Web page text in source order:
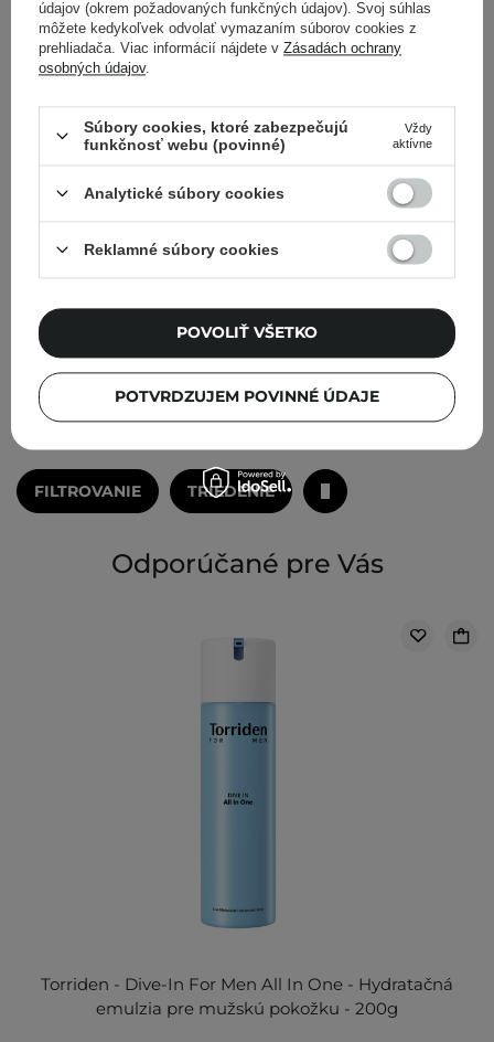
REVCELL - 3-Days 3 Layer
Ampule - Spevňujúco-
hydratačné sérum na tvár
43,40 €
PRIDAŤ DO KOŠÍKA
Ampule Pad -
Spevňujúco-hydratačné
tampóny na tvár -
56ks/260ml
22,70 €
PRIDAŤ DO KOŠÍKA
FILTROVANIE TRIEDENIE
Odporúčané pre Vás
Torriden - Dive-In For Men All In One - Hydratačná
emulzia pre mužskú pokožku - 200g
údajov (okrem požadovaných funkčných údajov). Svoj súhlas
môžete kedykoľvek odvolať vymazaním súborov cookies z
prehliadača. Viac informácií nájdete v Zásadách ochrany
osobných údajov.
Súbory cookies, ktoré zabezpečujú
funkčnosť webu (povinné)
Vždy
aktívne
Analytické súbory cookies
Reklamné súbory cookies
POTVRDZUJEM POVINNÉ ÚDAJE
POVOLIŤ VŠETKO